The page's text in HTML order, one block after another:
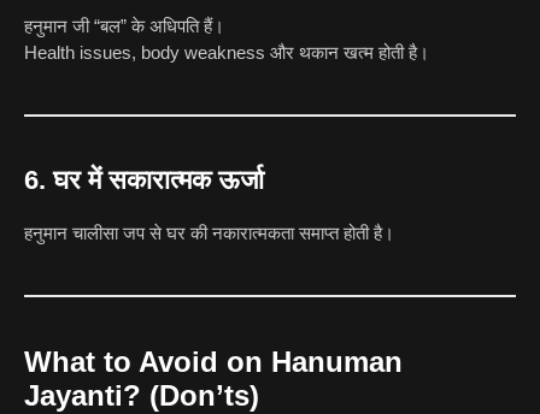
हनुमान जी “बल” के अधिपति हैं।
Health issues, body weakness और थकान खत्म होती है।
6. घर में सकारात्मक ऊर्जा
हनुमान चालीसा जप से घर की नकारात्मकता समाप्त होती है।
What to Avoid on Hanuman
Jayanti? (Don’ts)